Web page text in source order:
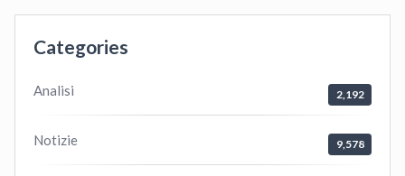
Categories
Analisi 2,192
Notizie 9,578